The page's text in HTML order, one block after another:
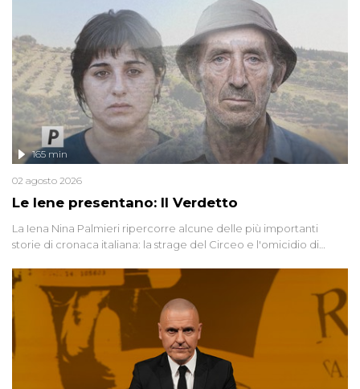
Le Iene presentano: Il Verdetto
165 min
02 agosto 2026
La Iena Nina Palmieri ripercorre alcune delle più importanti
storie di cronaca italiana: la strage del Circeo e l'omicidio di